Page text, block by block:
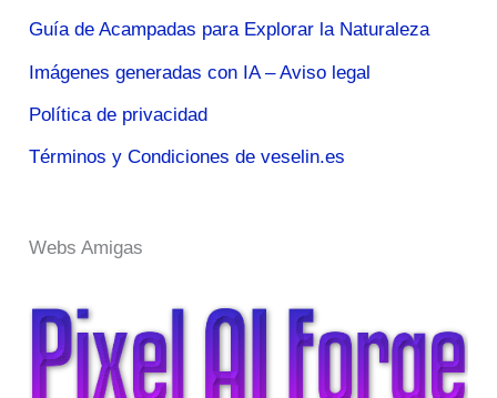
Guía de Acampadas para Explorar la Naturaleza
Imágenes generadas con IA – Aviso legal
Política de privacidad
Términos y Condiciones de veselin.es
Webs Amigas